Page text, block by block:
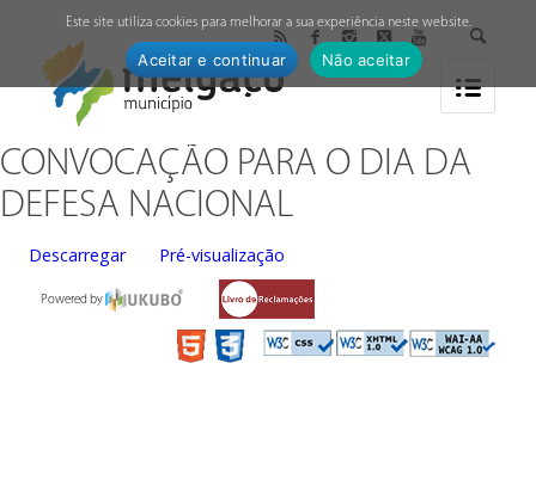
CONVOCAÇÃO PARA O DIA DA
DEFESA NACIONAL
Descarregar Pré-visualização
Powered by
Este site utiliza cookies para melhorar a sua experiência neste website.
Aceitar e continuar Não aceitar